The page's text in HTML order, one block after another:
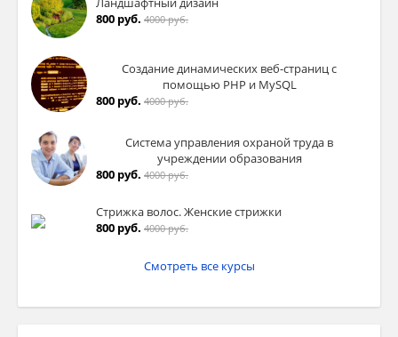
800 руб. 4000 руб.
Создание динамических веб-страниц с
помощью PHP и MySQL
800 руб. 4000 руб.
Система управления охраной труда в
учреждении образования
800 руб. 4000 руб.
Стрижка волос. Женские стрижки
800 руб. 4000 руб.
Смотреть все курсы